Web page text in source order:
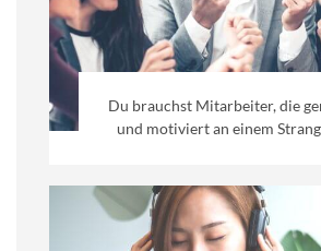
Du brauchst Mitarbeiter, die
und motiviert an einem